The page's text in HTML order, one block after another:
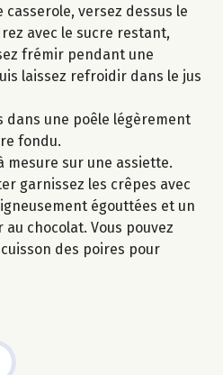
casserole, versez dessus le
avec le sucre restant,
frémir pendant une
laissez refroidir dans le jus
dans une poêle légèrement
fondu.
mesure sur une assiette.
garnissez les crêpes avec
égouttées et un
chocolat. Vous pouvez
des poires pour